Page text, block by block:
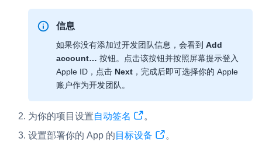
信息
如果你没有添加过开发团队信息，会看到 Add
account… 按钮。点击该按钮并按照屏幕提示登入
Apple ID，点击 Next ，完成后即可选择你的 Apple
账户作为开发团队。
为你的项目设置自动签名
。
设置部署你的 App 的 目标设备
。